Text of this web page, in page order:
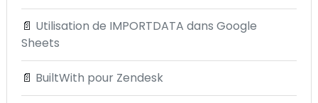
📄 Utilisation de IMPORTDATA dans Google
Sheets
📄 BuiltWith pour Zendesk